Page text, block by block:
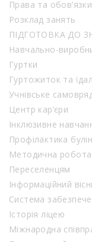
Права та
Розклад занять
ПІДГОТОВКА ДО
Навчально-
Гуртки
Гуртожиток та
Учнівське
Центр кар’єри
Інклюзивне
Профілактика
Методична робота
Переселенцям
Інформаційний
Система
Історія ліцею
Міжнародна